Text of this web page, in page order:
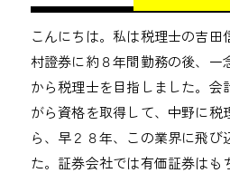
こんにちは。私は税理士の吉田
村證券に約８年間勤務の後、一
から税理士を目指しました。会
がら資格を取得して、中野に税
ら、早２８年、この業界に飛び
た。証券会社では有価証券はも